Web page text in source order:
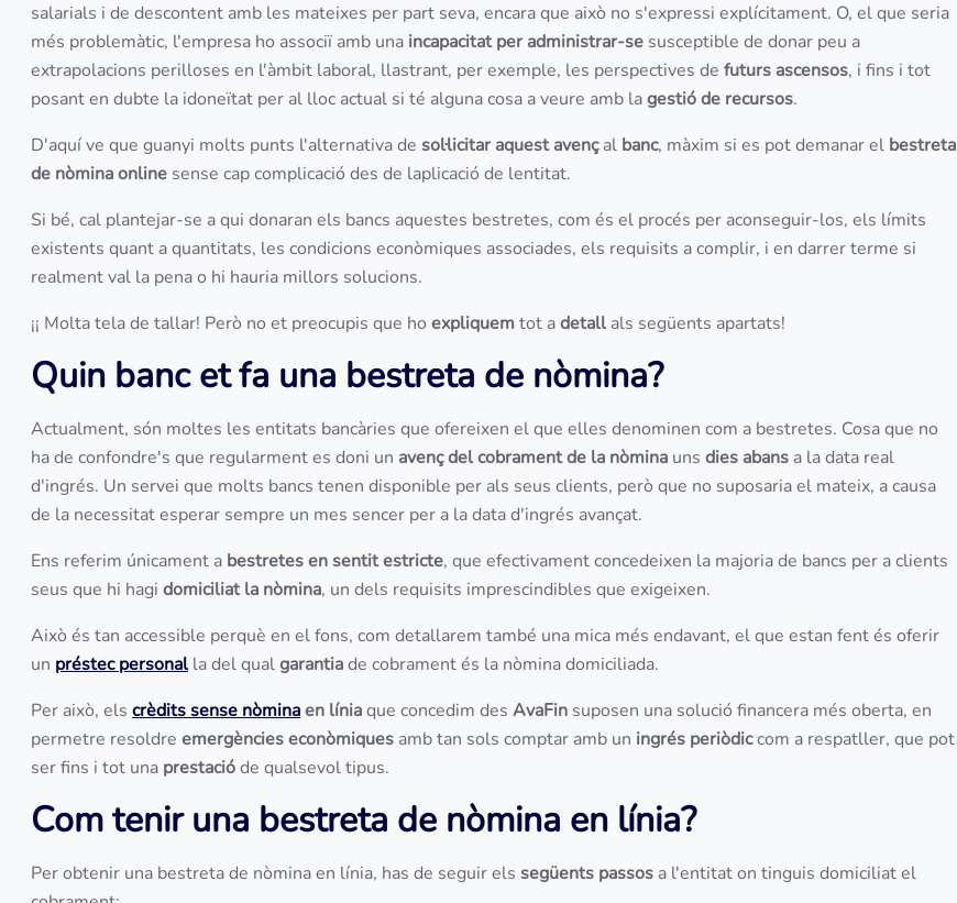
salarials i de descontent amb les mateixes per part seva, encara que això no s'expressi explícitament. O, el que seria
més problemàtic, l'empresa ho associï amb una incapacitat per administrar-se susceptible de donar peu a
extrapolacions perilloses en l'àmbit laboral, llastrant, per exemple, les perspectives de futurs ascensos, i fins i tot
posant en dubte la idoneïtat per al lloc actual si té alguna cosa a veure amb lagestió de recursos.
D'aquí ve que guanyi molts punts l'alternativa de sol·licitar aquest avençal banc, màxim si es pot demanar el bestreta
de nòmina online sense cap complicació des de laplicació de lentitat.
Si bé, cal plantejar-se a qui donaran els bancs aquestes bestretes, com és el procés per aconseguir-los, els límits
existents quant a quantitats, les condicions econòmiques associades, els requisits a complir, i en darrer terme si
realment val la pena o hi hauria millors solucions.
¡¡ Molta tela de tallar! Però no et preocupis que ho expliquemtot adetallals següents apartats!
Quin banc et fa una bestreta de nòmina?
Actualment, són moltes les entitats bancàries que ofereixen el que elles denominen com a bestretes. Cosa que no
ha de confondre's que regularment es doni un avenç del cobrament de la nòmina uns dies abans a la data real
d'ingrés. Un servei que molts bancs tenen disponible per als seus clients, però que no suposaria el mateix, a causa
de la necessitat esperar sempre un mes sencer per a la data d'ingrés avançat.
Ens referim únicament a bestretes en sentit estricte, que efectivament concedeixen la majoria de bancs per a clients
seus que hi hagi domiciliat la nòmina, un dels requisits imprescindibles que exigeixen.
Això és tan accessible perquè en el fons, com detallarem també una mica més endavant, el que estan fent és oferir
un préstec personalla del qualgarantiade cobrament és la nòmina domiciliada.
Per això, els crèdits sense nòminaen líniaque concedim des AvaFin suposen una solució financera més oberta, en
permetre resoldre emergències econòmiques amb tan sols comptar amb un ingrés periòdiccom a respatller, que pot
ser fins i tot una prestacióde qualsevol tipus.
Com tenir una bestreta de nòmina en línia?
Per obtenir una bestreta de nòmina en línia, has de seguir els següents passos a l'entitat on tinguis domiciliat el